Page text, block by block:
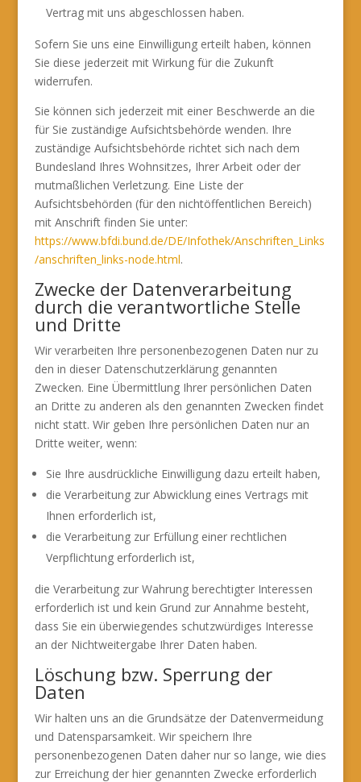
Vertrag mit uns abgeschlossen haben.
Sofern Sie uns eine Einwilligung erteilt haben, können
Sie diese jederzeit mit Wirkung für die Zukunft
widerrufen.
Sie können sich jederzeit mit einer Beschwerde an die
für Sie zuständige Aufsichtsbehörde wenden. Ihre
zuständige Aufsichtsbehörde richtet sich nach dem
Bundesland Ihres Wohnsitzes, Ihrer Arbeit oder der
mutmaßlichen Verletzung. Eine Liste der
Aufsichtsbehörden (für den nichtöffentlichen Bereich)
mit Anschrift finden Sie unter:
https://www.bfdi.bund.de/DE/Infothek/Anschriften_Links
/anschriften_links-node.html.
Zwecke der Datenverarbeitung
durch die verantwortliche Stelle
und Dritte
Wir verarbeiten Ihre personenbezogenen Daten nur zu
den in dieser Datenschutzerklärung genannten
Zwecken. Eine Übermittlung Ihrer persönlichen Daten
an Dritte zu anderen als den genannten Zwecken findet
nicht statt. Wir geben Ihre persönlichen Daten nur an
Dritte weiter, wenn:
Sie Ihre ausdrückliche Einwilligung dazu erteilt haben,
die Verarbeitung zur Abwicklung eines Vertrags mit
Ihnen erforderlich ist,
die Verarbeitung zur Erfüllung einer rechtlichen
Verpflichtung erforderlich ist,
die Verarbeitung zur Wahrung berechtigter Interessen
erforderlich ist und kein Grund zur Annahme besteht,
dass Sie ein überwiegendes schutzwürdiges Interesse
an der Nichtweitergabe Ihrer Daten haben.
Löschung bzw. Sperrung der
Daten
Wir halten uns an die Grundsätze der Datenvermeidung
und Datensparsamkeit. Wir speichern Ihre
personenbezogenen Daten daher nur so lange, wie dies
zur Erreichung der hier genannten Zwecke erforderlich